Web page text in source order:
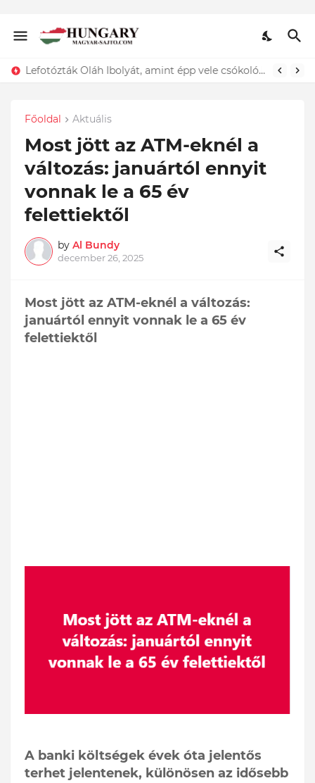
Lefotózták Oláh Ibolyát, amint épp vele csókolózik - EZT nem hiszed el, kinek a karjában kötött ki...ÍME
Főoldal Aktuális
Most jött az ATM-eknél a
változás: januártól ennyit
vonnak le a 65 év
felettiektől
by Al Bundy
december 26, 2025
Most jött az ATM-eknél a változás:
januártól ennyit vonnak le a 65 év
felettiektől
A banki költségek évek óta jelentős
terhet jelentenek, különösen az idősebb